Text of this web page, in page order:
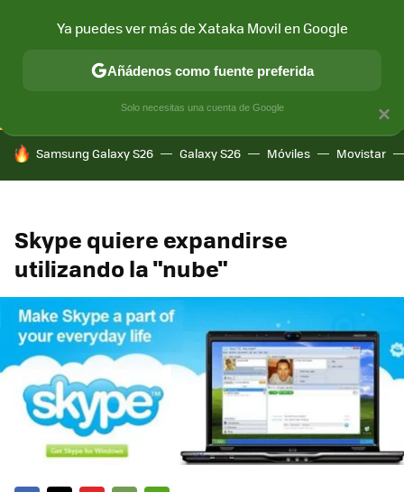
CONECTIVIDAD MÓVIL Y SOCIEDAD APLICACIONES
HOY SE HABLA DE
Samsung Galaxy S26 Galaxy S26 Móviles Movistar
Skype quiere expandirse
utilizando la "nube"
×
Ya puedes ver más de Xataka Movil en Google
Añádenos como fuente preferida
Solo necesitas una cuenta de Google